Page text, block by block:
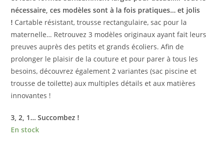
nécessaire, ces modèles sont à la fois pratiques… et jolis
! Cartable résistant, trousse rectangulaire, sac pour la
maternelle… Retrouvez 3 modèles originaux ayant fait leurs
preuves auprès des petits et grands écoliers. Afin de
prolonger le plaisir de la couture et pour parer à tous les
besoins, découvrez également 2 variantes (sac piscine et
trousse de toilette) aux multiples détails et aux matières
innovantes !
3, 2, 1… Succombez !
En stock